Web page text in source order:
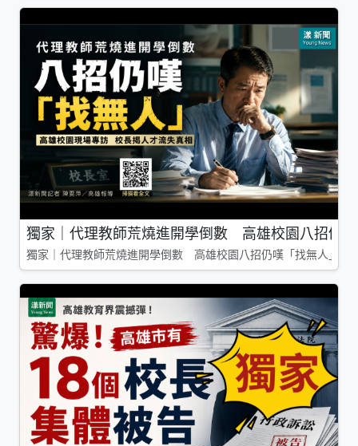
獨家｜代理教師荒燒進開學倒數 高雄校園八招仍
獨家｜代理教師荒燒進開學倒數 高雄校園八招仍嘆「找無人」